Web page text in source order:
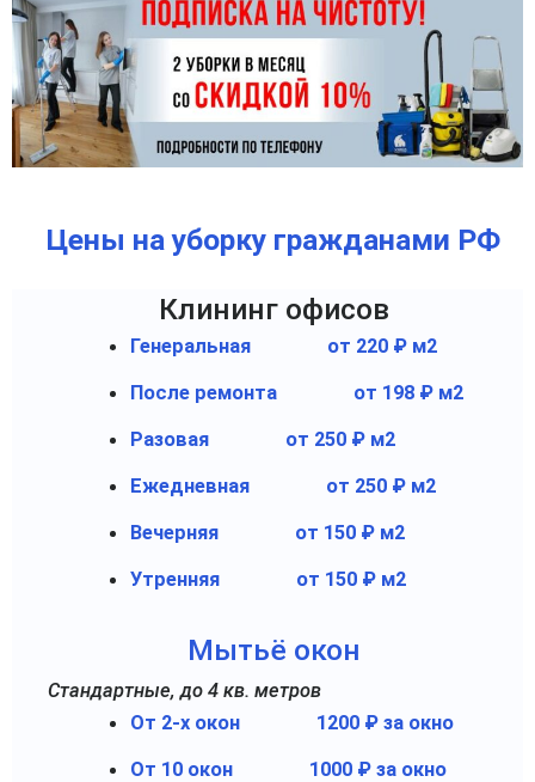
Цены на уборку гражданами РФ
Клининг офисов
Генеральная от 220 ₽ м2
После ремонта от 198 ₽ м2
Разовая от 250 ₽ м2
Ежедневная от 250 ₽ м2
Вечерняя от 150 ₽ м2
Утренняя от 150 ₽ м2
Мытьё окон
Стандартные, до 4 кв. метров
От 2-х окон
1200 ₽ за окно
От 10 окон 1000 ₽ за окно